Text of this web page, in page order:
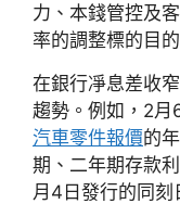
力、本錢管控及
率的調整標的目
在銀行凈息差收
趨勢。例如，2月
汽車零件報價的
期、二年期存款
月4日發行的同